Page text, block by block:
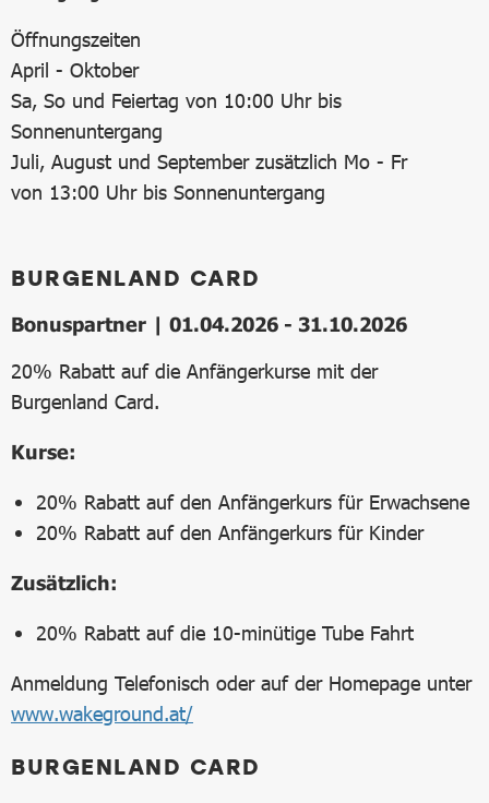
Öffnungszeiten
April - Oktober
Sa, So und Feiertag von 10:00 Uhr bis
Sonnenuntergang
Juli, August und September zusätzlich Mo - Fr
von 13:00 Uhr bis Sonnenuntergang
BURGENLAND CARD
Bonuspartner | 01.04.2026 - 31.10.2026
20% Rabatt auf die Anfängerkurse mit der
Burgenland Card.
Kurse:
20% Rabatt auf den Anfängerkurs für Erwachsene
20% Rabatt auf den Anfängerkurs für Kinder
Zusätzlich:
20% Rabatt auf die 10-minütige Tube Fahrt
Anmeldung Telefonisch oder auf der Homepage unter
www.wakeground.at/
BURGENLAND CARD